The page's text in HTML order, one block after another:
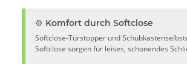
⚙️ Komfort durch Softclose
Softclose-Türstopper und
Softclose sorgen für leises, schonendes